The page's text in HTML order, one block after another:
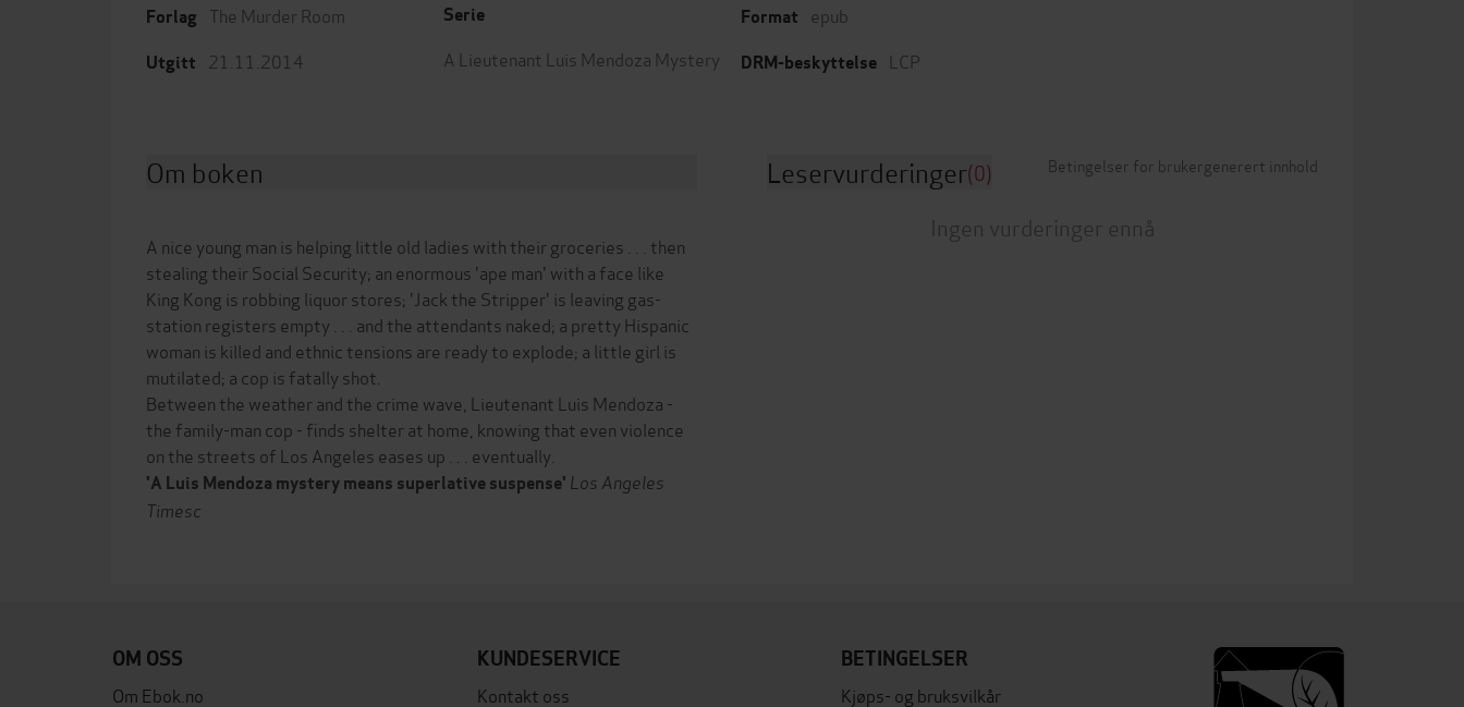
Forlag The Murder Room
Utgitt 21.11.2014
Serie
A Lieutenant Luis Mendoza Mystery
Format epub
DRM-beskyttelse LCP
Om boken
A nice young man is helping little old ladies with their groceries . . . then
stealing their Social Security; an enormous 'ape man' with a face like
King Kong is robbing liquor stores; 'Jack the Stripper' is leaving gas-
station registers empty . . . and the attendants naked; a pretty Hispanic
woman is killed and ethnic tensions are ready to explode; a little girl is
mutilated; a cop is fatally shot.
Between the weather and the crime wave, Lieutenant Luis Mendoza -
the family-man cop - finds shelter at home, knowing that even violence
on the streets of Los Angeles eases up . . . eventually.
'A Luis Mendoza mystery means superlative suspense' Los Angeles
Timesc
Leservurderinger(0) Betingelser for brukergenerert innhold
Ingen vurderinger ennå
OM OSS
Om Ebok.no
KUNDESERVICE
Kontakt oss
BETINGELSER
Kjøps- og bruksvilkår